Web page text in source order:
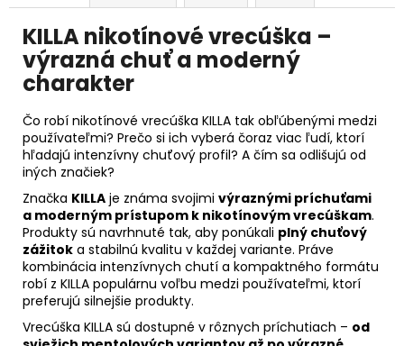
KILLA nikotínové vrecúška –
výrazná chuť a moderný
charakter
Čo robí nikotínové vrecúška KILLA tak obľúbenými medzi
používateľmi? Prečo si ich vyberá čoraz viac ľudí, ktorí
hľadajú intenzívny chuťový profil? A čím sa odlišujú od
iných značiek?
Značka KILLA je známa svojimi výraznými príchuťami
a moderným prístupom k nikotínovým vrecúškam.
Produkty sú navrhnuté tak, aby ponúkali plný chuťový
zážitok a stabilnú kvalitu v každej variante. Práve
kombinácia intenzívnych chutí a kompaktného formátu
robí z KILLA populárnu voľbu medzi používateľmi, ktorí
preferujú silnejšie produkty.
Vrecúška KILLA sú dostupné v rôznych príchutiach – od
POUCHES
[EXP:15.07.2026]
€4,90
Pôvodne:
€5,90